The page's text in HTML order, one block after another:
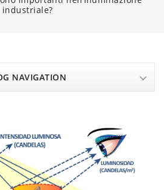
industriale?
NAVIGATION